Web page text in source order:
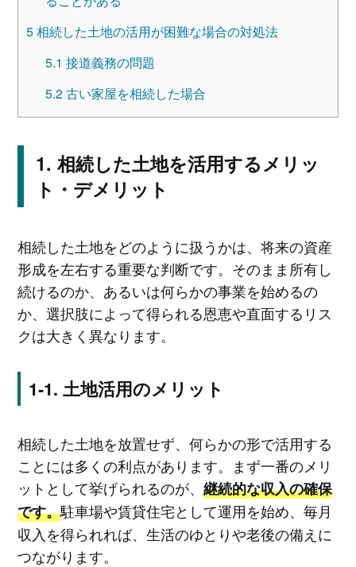
5相続した土地の活用が困難な場合の対処法
5.1 接道義務の問題
5.2古い家屋を相続した場合
相続した土地を活用するメリッ
ト・デメリット
相続した土地をどのように扱うかは、将来の資産
形成を左右する重要な判断です。そのまま所有し
続けるのか、あるいは何らかの事業を始めるの
か、選択肢によって得られる恩恵や直面するリス
クは大きく異なります。
土地活用のメリット
相続した土地を放置せず、何らかの形で活用する
ことには多くの利点があります。まず一番のメリ
ットとして挙げられるのが、 継続的な収入の確保
です。駐車場や賃貸住宅として運用を始め、毎月
収入を得られれば、生活のゆとりや老後の備えに
つながります。